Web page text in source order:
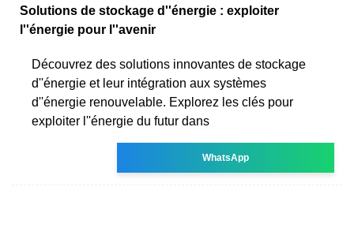
Solutions de stockage d''énergie : exploiter
l''énergie pour l''avenir
Découvrez des solutions innovantes de stockage
d''énergie et leur intégration aux systèmes
d''énergie renouvelable. Explorez les clés pour
exploiter l''énergie du futur dans
WhatsApp